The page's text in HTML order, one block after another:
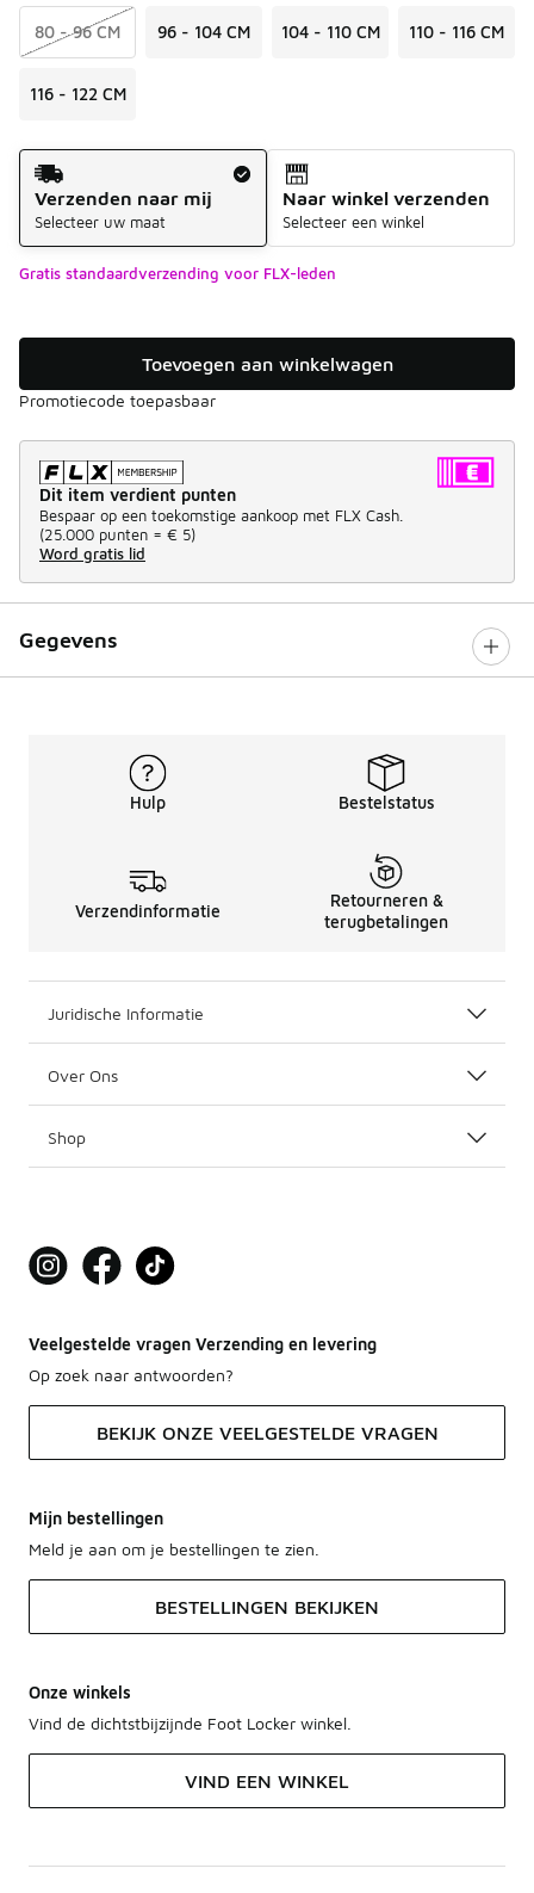
80 - 96 CM 96 - 104 CM 104 - 110 CM 110 - 116 CM
116 - 122 CM
Verzendmethode
Verzenden naar mij
Selecteer uw maat
Naar winkel verzenden
Selecteer een winkel
Gratis standaardverzending voor FLX-leden
Toevoegen aan winkelwagen
Promotiecode toepasbaar
Dit item verdient punten
Bespaar op een toekomstige aankoop met FLX Cash.
(25.000 punten = € 5)
Word gratis lid
Gegevens
Hulp Bestelstatus
Verzendinformatie
Retourneren &
terugbetalingen
Juridische Informatie
Over Ons
Shop
Veelgestelde vragen Verzending en levering
Op zoek naar antwoorden?
BEKIJK ONZE VEELGESTELDE VRAGEN
Mijn bestellingen
Meld je aan om je bestellingen te zien.
BESTELLINGEN BEKIJKEN
Onze winkels
Vind de dichtstbijzijnde Foot Locker winkel.
VIND EEN WINKEL